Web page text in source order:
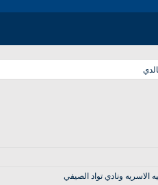
الاسريه ونادي تواد الصيفي